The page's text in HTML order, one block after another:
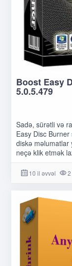
Boost Easy
5.0.5.479
Sadə, sürətli və
Easy Disc
diskə məlumatlar
neçə klik etmək
10 il əvvəl 2